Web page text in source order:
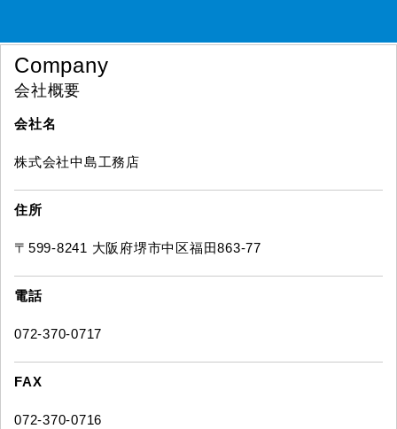
Company
会社概要
会社名
株式会社中島工務店
住所
〒599-8241 大阪府堺市中区福田863-77
電話
072-370-0717
FAX
072-370-0716